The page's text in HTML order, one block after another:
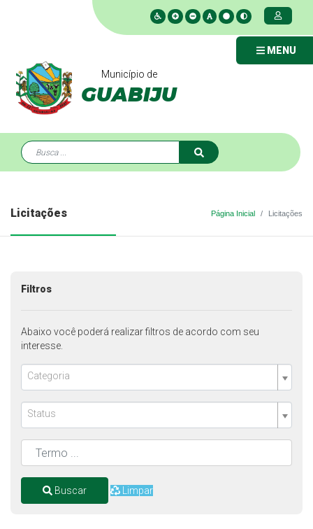
Município de
GUABIJU
MENU
Licitações Página Inicial Licitações
Filtros
Abaixo você poderá realizar filtros de acordo com seu
interesse.
Categoria
Status
Buscar Limpar